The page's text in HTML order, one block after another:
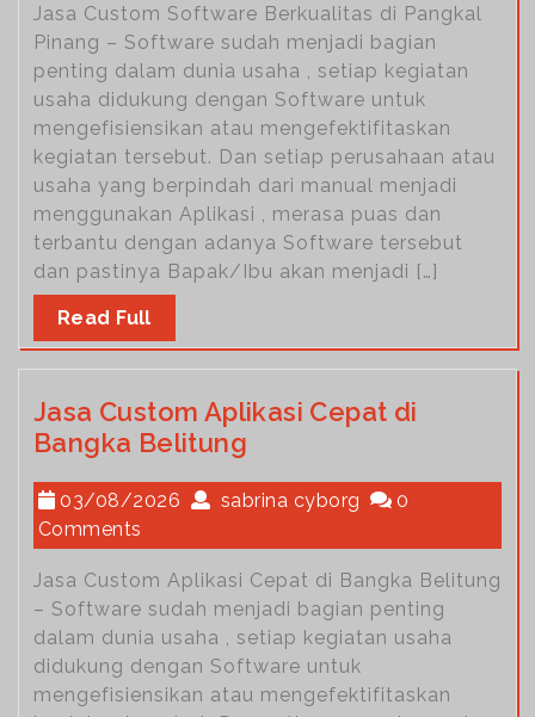
Jasa Custom Software Berkualitas di Pangkal
Pinang – Software sudah menjadi bagian
penting dalam dunia usaha , setiap kegiatan
usaha didukung dengan Software untuk
mengefisiensikan atau mengefektifitaskan
kegiatan tersebut. Dan setiap perusahaan atau
usaha yang berpindah dari manual menjadi
menggunakan Aplikasi , merasa puas dan
terbantu dengan adanya Software tersebut
dan pastinya Bapak/Ibu akan menjadi […]
Read Full
Jasa Custom Aplikasi Cepat di
Bangka Belitung
03/08/2026 sabrina cyborg
0
Comments
Jasa Custom Aplikasi Cepat di Bangka Belitung
– Software sudah menjadi bagian penting
dalam dunia usaha , setiap kegiatan usaha
didukung dengan Software untuk
mengefisiensikan atau mengefektifitaskan